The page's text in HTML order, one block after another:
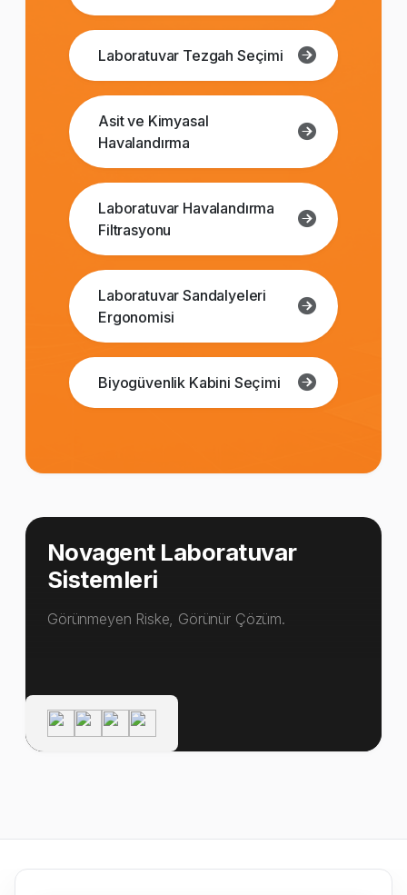
Laboratuvar Tezgah Seçimi
Asit ve Kimyasal
Havalandırma
Laboratuvar Havalandırma
Filtrasyonu
Laboratuvar Sandalyeleri
Ergonomisi
Biyogüvenlik Kabini Seçimi
Novagent Laboratuvar
Sistemleri
Görünmeyen Riske, Görünür Çözüm.